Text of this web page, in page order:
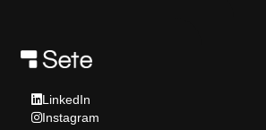
LinkedIn
Instagram